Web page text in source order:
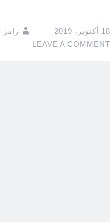
18 أكتوبر، 2019
LEAVE A COMMENT